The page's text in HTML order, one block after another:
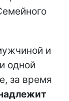
и
одной
за время